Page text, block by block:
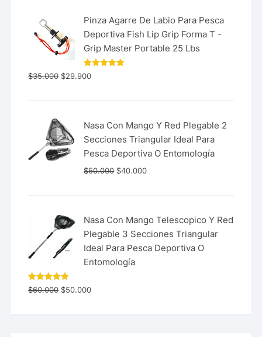
Pinza Agarre De Labio Para Pesca
Deportiva Fish Lip Grip Forma T -
Grip Master Portable 25 Lbs
Valorado
con
$35.000 $29.900
Nasa Con Mango Y Red Plegable 2
Secciones Triangular Ideal Para
Pesca Deportiva O Entomología
$50.000 $40.000
Nasa Con Mango Telescopico Y Red
Plegable 3 Secciones Triangular
Ideal Para Pesca Deportiva O
Entomología
Valorado
con 5.00
$60.000 $50.000